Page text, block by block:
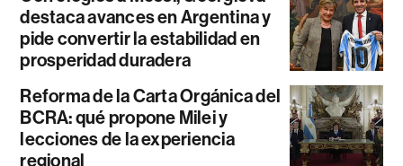
destaca avances en Argentina y
pide convertir la estabilidad en
prosperidad duradera
Reforma de la Carta Orgánica del
BCRA: qué propone Milei y
lecciones de la experiencia
regional